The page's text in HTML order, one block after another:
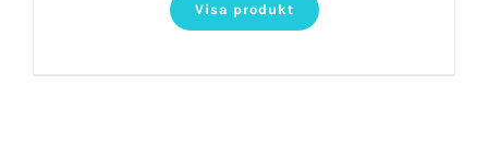
Visa produkt